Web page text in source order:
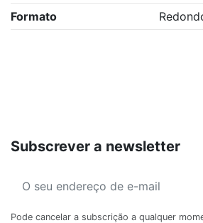
Formato
Subscrever a newsletter
Pode cancelar a subscrição a qualquer